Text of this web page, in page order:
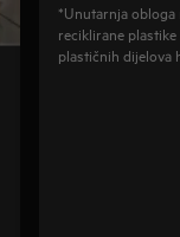
*Unutarnja obloga
reciklirane
plastičnih dijelova